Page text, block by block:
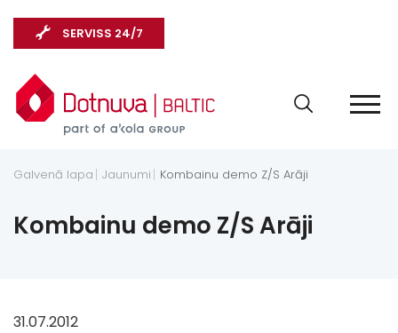
SERVISS 24/7
Galvenā lapa Jaunumi Kombainu demo Z/S Arāji
Kombainu demo Z/S Arāji
31.07.2012